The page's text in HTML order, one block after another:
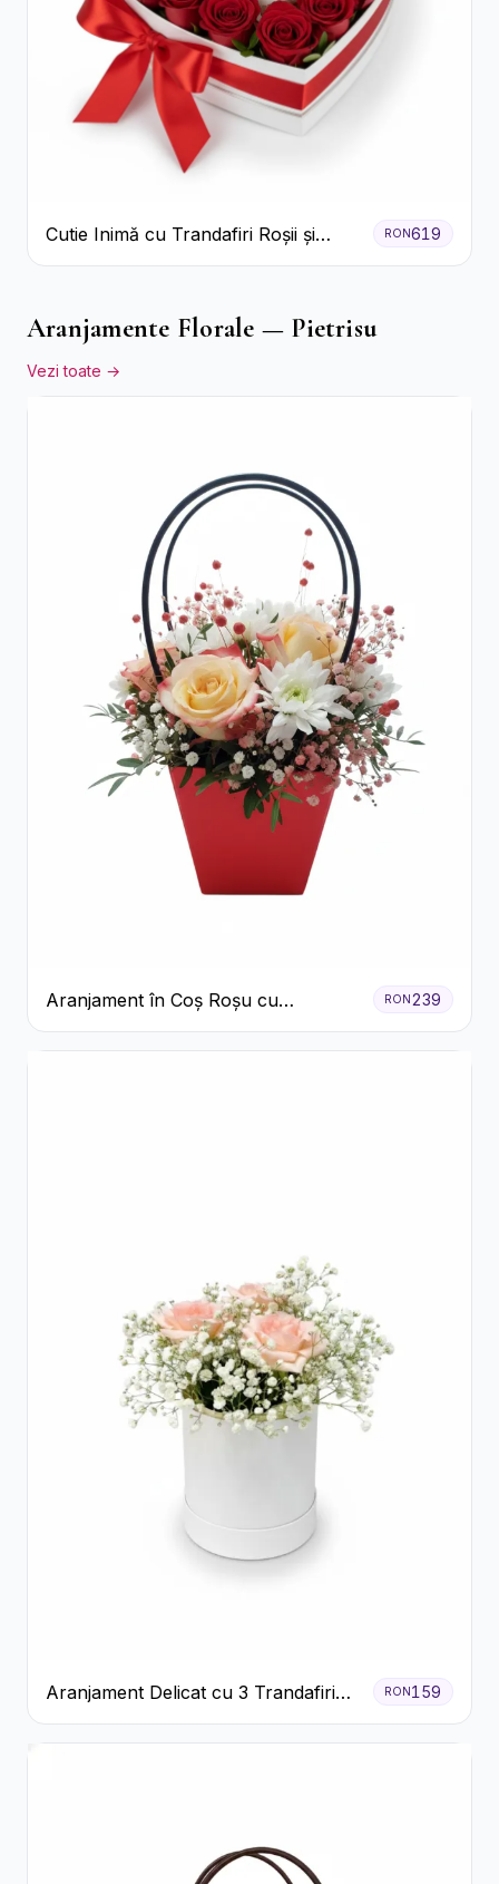
Cutie Inimă cu Trandafiri Roșii și
Bomboane Raffaello
RON619
Aranjamente Florale — Pietrisu
Vezi toate →
Aranjament în Coș Roșu cu
Trandafiri și Crizanteme Albe
RON 239
Aranjament Delicat cu 3 Trandafiri
Roz în Cutie Albă
RON 159